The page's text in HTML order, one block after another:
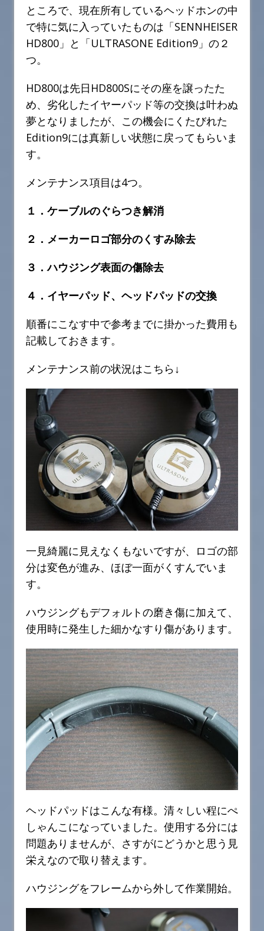
it
te
r
c
e
b
o
k
e
n
a
e i c
k
et
ところで、現在所有しているヘッドホンの中
で特に気に入っていたものは「SENNHEISER
HD800」と「ULTRASONE Edition9」の２
つ。
HD800は先日HD800Sにその座を譲ったた
め、劣化したイヤーパッド等の交換は叶わぬ
夢となりましたが、この機会にくたびれた
Edition9には真新しい状態に戻ってもらいま
す。
メンテナンス項目は4つ。
１．ケーブルのぐらつき解消
２．メーカーロゴ部分のくすみ除去
３．ハウジング表面の傷除去
４．イヤーパッド、ヘッドパッドの交換
順番にこなす中で参考までに掛かった費用も
記載しておきます。
メンテナンス前の状況はこちら↓
一見綺麗に見えなくもないですが、ロゴの部
分は変色が進み、ほぼ一面がくすんでいま
す。
ハウジングもデフォルトの磨き傷に加えて、
使用時に発生した細かなすり傷があります。
ヘッドパッドはこんな有様。清々しい程にぺ
しゃんこになっていました。使用する分には
問題ありませんが、さすがにどうかと思う見
栄えなので取り替えます。
ハウジングをフレームから外して作業開始。